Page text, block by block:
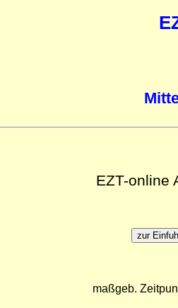
EZT-online
maßgeb.